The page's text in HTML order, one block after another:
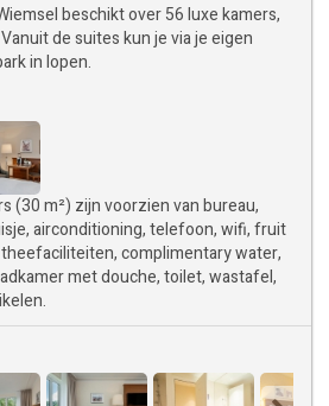
beschikt over 56 luxe kamers,
de suites kun je via je eigen
in lopen.
(30 m²) zijn voorzien van bureau,
airconditioning, telefoon, wifi, fruit
complimentary water,
met douche, toilet, wastafel,